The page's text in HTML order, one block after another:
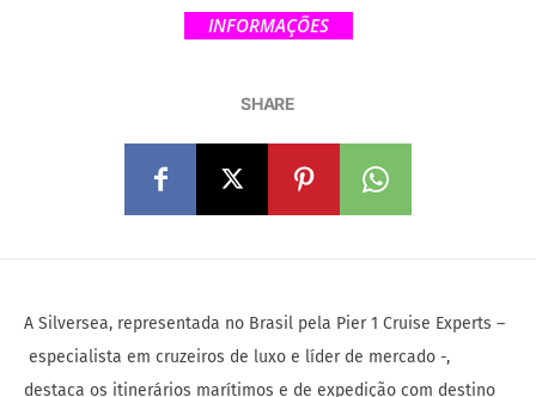
INFORMAÇÕES
SHARE
A Silversea, representada no Brasil pela Pier 1 Cruise Experts –
especialista em cruzeiros de luxo e líder de mercado -,
destaca os itinerários marítimos e de expedição com destino